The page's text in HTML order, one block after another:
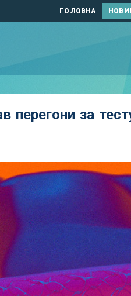
ГОЛОВНА
перегони за